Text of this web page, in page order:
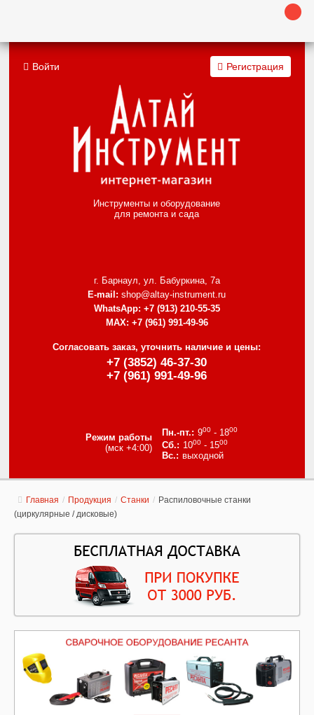
Инструменты и оборудование
для ремонта и сада
г. Барнаул, ул. Бабуркина, 7а
E-mail: shop@altay-instrument.ru
WhatsApp: +7 (913) 210-55-35
MAX: +7 (961) 991-49-96
Согласовать заказ, уточнить наличие и цены:
+7 (3852) 46-37-30
+7 (961) 991-49-96
Режим работы
(мск +4:00)
900- 1800
1000- 1500
выходной
Войти Регистрация
Главная / Продукция / Станки / Распиловочные станки
(циркулярные / дисковые)